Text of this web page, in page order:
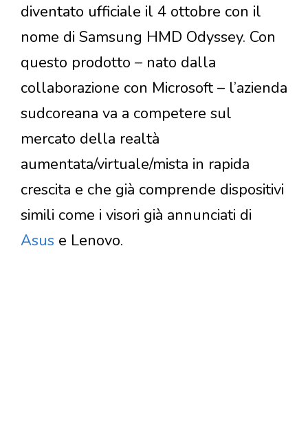
diventato ufficiale il 4 ottobre con il
nome di Samsung HMD Odyssey. Con
questo prodotto – nato dalla
collaborazione con Microsoft – l’azienda
sudcoreana va a competere sul
mercato della realtà
aumentata/virtuale/mista in rapida
crescita e che già comprende dispositivi
simili come i visori già annunciati di
Asus e Lenovo.